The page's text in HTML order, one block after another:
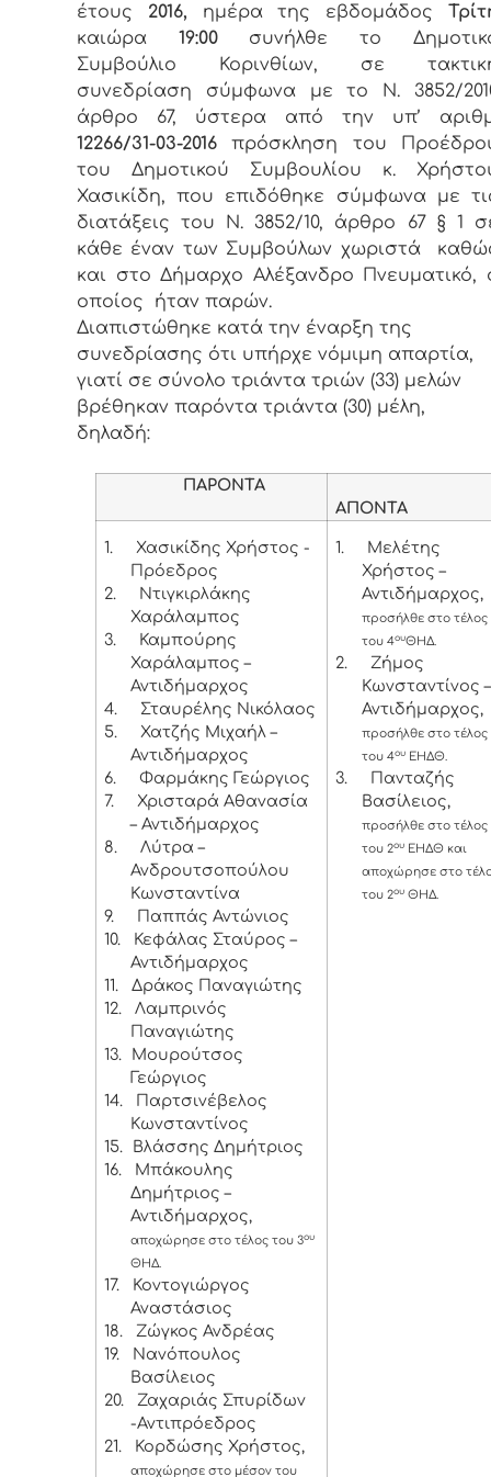
έτους 2016, ημέρα της εβδομάδος
καιώρα 19:00συνήλθε το
Συμβούλιο Κορινθίων, σε
συνεδρίαση σύμφωνα με το Ν. 3852/
άρθρο 67, ύστερα από την υπ’
12266/31-03-2016 πρόσκληση του
του Δημοτικού Συμβουλίου κ.
Χασικίδη, που επιδόθηκε σύμφωνα με
διατάξεις του Ν. 3852/10, άρθρο 67 § 1
κάθε έναν των Συμβούλων χωριστά
και στο Δήμαρχο Αλέξανδρο Πνευματικό,
οποίος ήταν παρών.
Διαπιστώθηκε κατά την έναρξη της
συνεδρίασης ότι υπήρχε νόμιμη απαρτία,
γιατί σε σύνολο τριάντα τριών (33) μελών
βρέθηκαν παρόντα τριάντα (30) μέλη,
δηλαδή:
ΠΑΡΟΝΤΑ
ΑΠΟΝΤΑ
1.
Χασικίδης Χρήστος -
Πρόεδρος
2.
Ντιγκιρλάκης
Χαράλαμπος
3.
Καμπούρης
Χαράλαμπος –
Αντιδήμαρχος
4.
Σταυρέλης Νικόλαος
5.
Χατζής Μιχαήλ –
Αντιδήμαρχος
6.
Φαρμάκης Γεώργιος
7.
Χρισταρά Αθανασία
– Αντιδήμαρχος
8.
Λύτρα –
Ανδρουτσοπούλου
Κωνσταντίνα
9.
Παππάς Αντώνιος
10.
Κεφάλας Σταύρος –
Αντιδήμαρχος
11.
Δράκος Παναγιώτης
12.
Λαμπρινός
Παναγιώτης
13.
Μουρούτσος
Γεώργιος
14.
Παρτσινέβελος
Κωνσταντίνος
15.
Βλάσσης Δημήτριος
16.
Μπάκουλης
Δημήτριος –
Αντιδήμαρχος,
αποχώρησε στο τέλος του 3ου
ΘΗΔ.
17.
Κοντογιώργος
Αναστάσιος
18.
Ζώγκος Ανδρέας
19.
Νανόπουλος
Βασίλειος
20.
Ζαχαριάς Σπυρίδων
-Αντιπρόεδρος
21.
Κορδώσης Χρήστος,
αποχώρησε στο μέσον του
1.
Μελέτης
Χρήστος –
Αντιδήμαρχος,
προσήλθε στο τέλος
του 4ουΘΗΔ.
2.
Ζήμος
Κωνσταντίνος –
Αντιδήμαρχος,
προσήλθε στο τέλος
του 4ουΕΗΔΘ.
3.
Πανταζής
Βασίλειος,
προσήλθε στο τέλος
του 2ουΕΗΔΘ και
αποχώρησε στο
του 2ουΘΗΔ.